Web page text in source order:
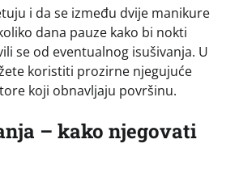
i da se između dvije manikure
dana pauze kako bi nokti
se od eventualnog isušivanja. U
koristiti prozirne njegujuće
koji obnavljaju površinu.
– kako njegovati